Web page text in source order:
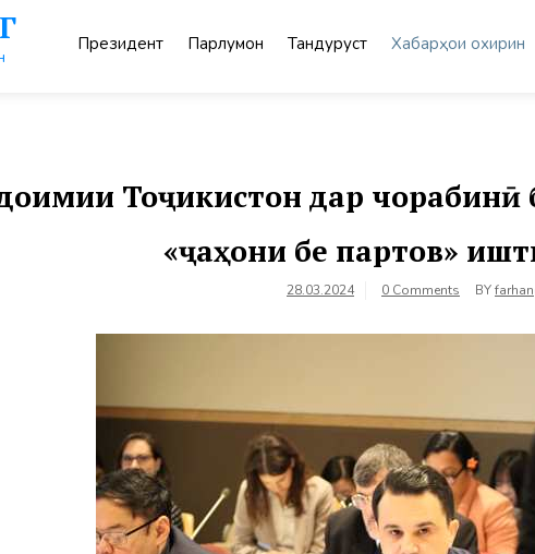
Президент Парлумон Тандурустӣ Хабарҳои охирин
Тоҷикистон дар
«ҷаҳони бе партов»
28.03.2024 0 Comments BY